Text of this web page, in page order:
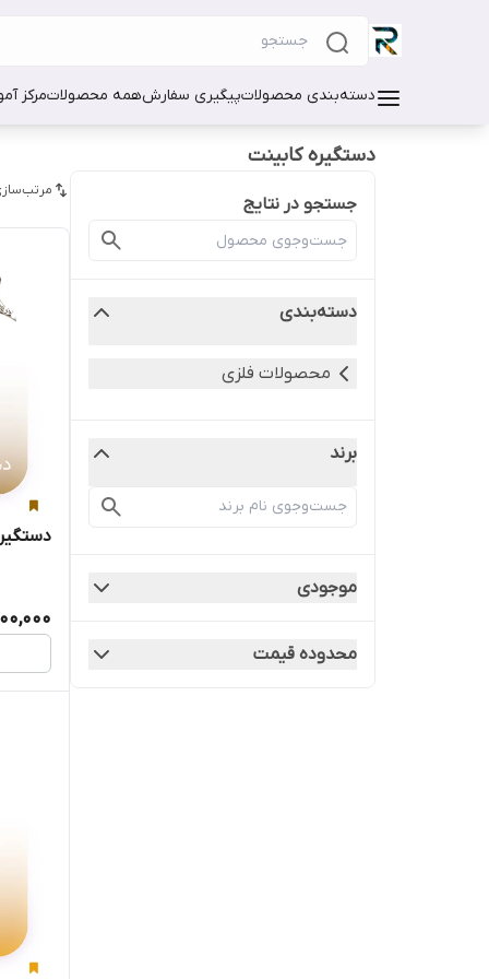
دسته‌بندی محصولاتپیگیری سفارشهمه محصولاتمرکز
دستگیره کابینت
جستجو در نتایج
دسته‌بندی
محصولات فلزی
برند
موجودی
محدوده قیمت